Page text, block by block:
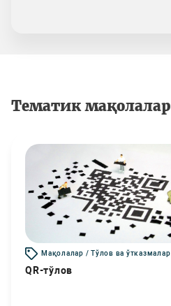
Тематик мақолалар
Мақолалар / Тўлов ва ўтказмалар
QR-тўлов